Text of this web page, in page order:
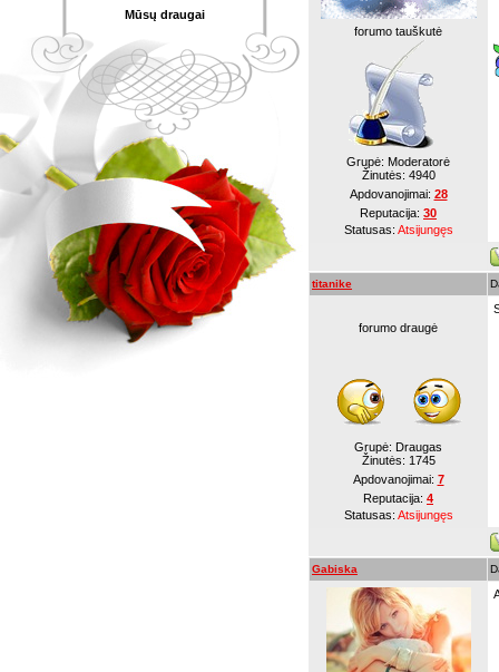
Mūsų draugai
forumo tauškutė
Grupė: Moderatorė
Žinutės: 4940
Apdovanojimai: 28
Reputacija: 30
Statusas: Atsijungęs
titanike
forumo draugė
Grupė: Draugas
Žinutės: 1745
Apdovanojimai: 7
Reputacija: 4
Statusas: Atsijungęs
Gabiska